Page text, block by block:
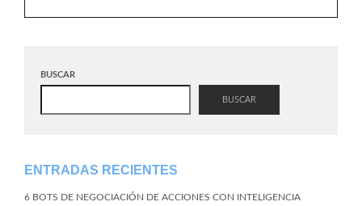
BUSCAR
BUSCAR
ENTRADAS RECIENTES
6 BOTS DE NEGOCIACIÓN DE ACCIONES CON INTELIGENCIA